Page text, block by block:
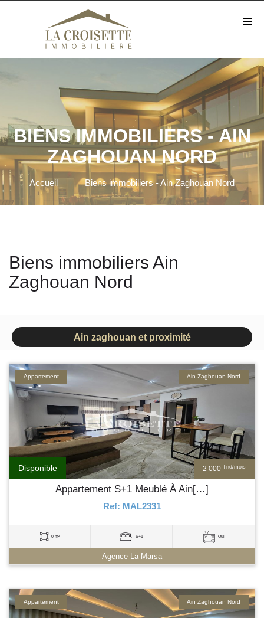
BIENS IMMOBILIERS - AIN
ZAGHOUAN NORD
Accueil Biens immobiliers - Ain Zaghouan Nord
Biens immobiliers Ain
Zaghouan Nord
Ain zaghouan et proximité
2 000 Tnd/mois
Disponible
Ain Zaghouan Nord
Appartement
Appartement S+1 Meublé À Ain[…]
Ref: MAL2331
0 m² S+1 Oui
Agence La Marsa
Ain Zaghouan Nord
Appartement